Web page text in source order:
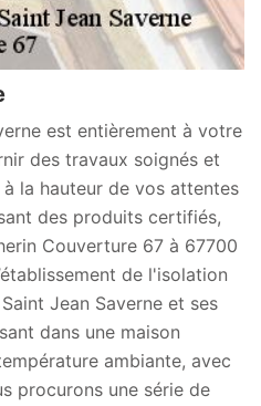
est entièrement à votre
des travaux soignés et
la hauteur de vos attentes
des produits certifiés,
Couverture 67 à 67700
de l'isolation
Jean Saverne et ses
dans une maison
ambiante, avec
procurons une série de